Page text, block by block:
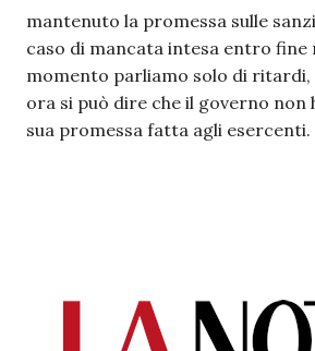
mantenuto la promessa sulle
caso di mancata intesa entro fine
momento parliamo solo di
ora si può dire che il governo non
sua promessa fatta agli esercenti.